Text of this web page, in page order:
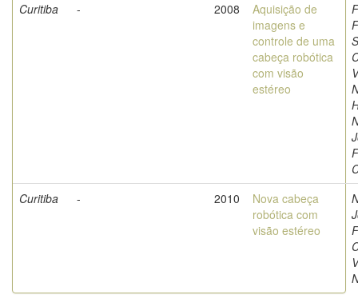
Curitiba
- 2008
Aquisição de
imagens e
controle de uma
cabeça robótica
com visão
estéreo
Curitiba
- 2010
Nova cabeça
robótica com
visão estéreo